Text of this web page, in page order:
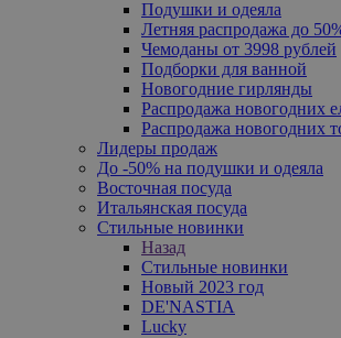
Подушки и одеяла
Летняя распродажа до
Чемоданы от 3998 рублей
Подборки для ванной
Новогодние гирлянды
Распродажа новогодних
Распродажа новогодних
Лидеры продаж
До -50% на подушки и одеяла
Восточная посуда
Итальянская посуда
Стильные новинки
Назад
Стильные новинки
Новый 2023 год
DE'NASTIA
Lucky